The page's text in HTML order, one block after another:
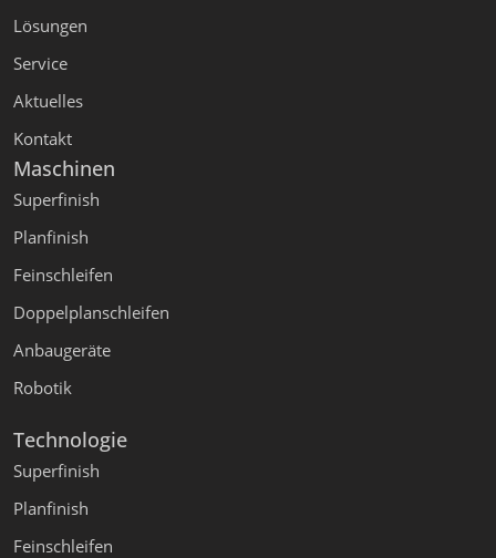
Lösungen
Service
Aktuelles
Kontakt
Maschinen
Superfinish
Planfinish
Feinschleifen
Doppelplanschleifen
Anbaugeräte
Robotik
Technologie
Superfinish
Planfinish
Feinschleifen